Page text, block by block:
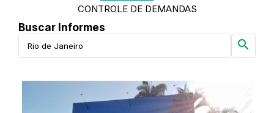
CONTROLE DE DEMANDAS
Buscar Informes
search